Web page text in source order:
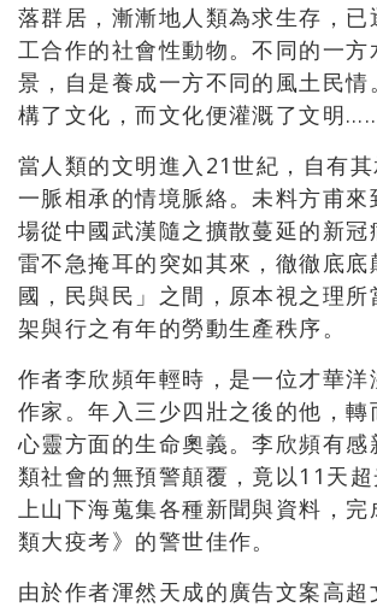
落群居，漸漸地人類為求生存，已
工合作的社會性動物。不同的一方
景，自是養成一方不同的風土民情
構了文化，而文化便灌溉了文明
當人類的文明進入21世紀，自有
一脈相承的情境脈絡。未料方甫
場從中國武漢隨之擴散蔓延的新冠
雷不急掩耳的突如其來，徹徹底底
國，民與民」之間，原本視之理所
架與行之有年的勞動生產秩序。
作者李欣頻年輕時，是一位才華洋
作家。年入三少四壯之後的他，轉
心靈方面的生命奧義。李欣頻有感
類社會的無預警顛覆，竟以11天超
上山下海蒐集各種新聞與資料，完
類大疫考》的警世佳作。
由於作者渾然天成的廣告文案高超